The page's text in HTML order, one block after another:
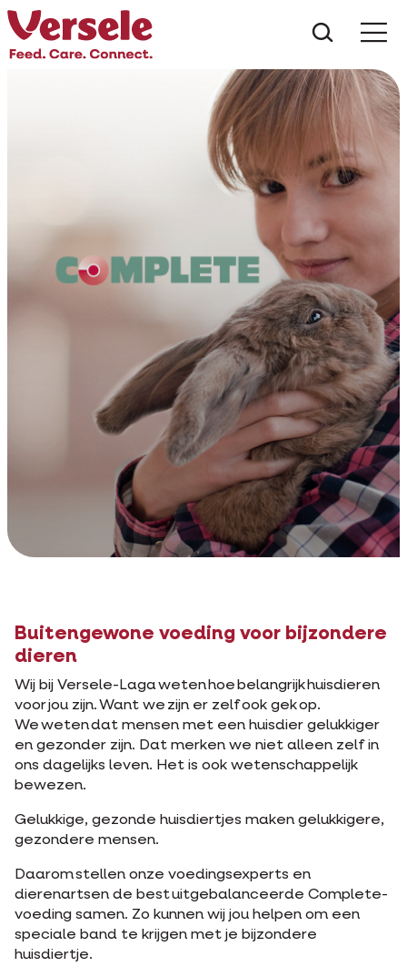
Buitengewone voeding voor bijzondere
dieren
Wij bij Versele-Laga weten hoe belangrijk huisdieren
voor jou zijn. Want we zijn er zelf ook gek op.
We weten dat mensen met een huisdier gelukkiger
en gezonder zijn. Dat merken we niet alleen zelf in
ons dagelijks leven. Het is ook wetenschappelijk
bewezen.
Gelukkige, gezonde huisdiertjes maken gelukkigere,
gezondere mensen.
Daarom stellen onze voedingsexperts en
dierenartsen de best uitgebalanceerde Complete-
voeding samen. Zo kunnen wij jou helpen om een
speciale band te krijgen met je bijzondere
huisdiertje.